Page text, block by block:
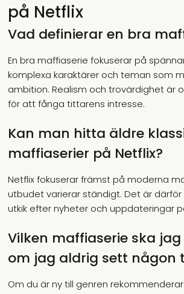
på Netflix
Vad definierar en bra
En bra maffiaserie fokuserar på
komplexa karaktärer och teman som
ambition. Realism och trovärdighet är
för att fånga tittarens intresse.
Kan man hitta äldre
maffiaserier på Netflix?
Netflix fokuserar främst på moderna
utbudet varierar ständigt. Det är
utkik efter nyheter och uppdateringar
Vilken maffiaserie ska
om jag aldrig sett någon
Om du är ny till genren